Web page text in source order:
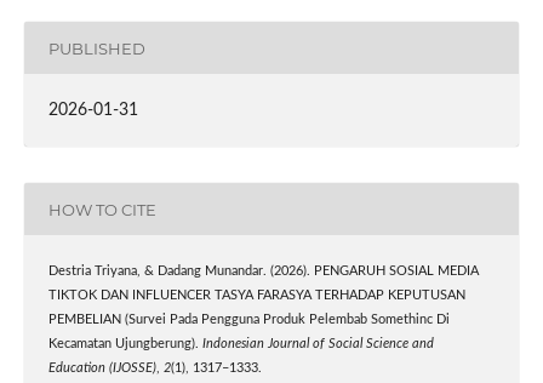
PUBLISHED
2026-01-31
HOW TO CITE
Destria Triyana, & Dadang Munandar. (2026). PENGARUH SOSIAL MEDIA
TIKTOK DAN INFLUENCER TASYA FARASYA TERHADAP KEPUTUSAN
PEMBELIAN (Survei Pada Pengguna Produk Pelembab Somethinc Di
Kecamatan Ujungberung). Indonesian Journal of Social Science and
Education (IJOSSE), 2(1), 1317–1333.